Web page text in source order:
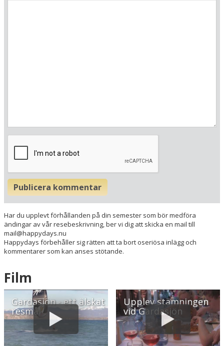
Hitta resvägen❯
Publicera kommentar
Har du upplevt förhållanden på din semester som bör medföra
ändingar av vår resebeskrivning, ber vi dig att skicka en mail till
mail@happydays.nu
Happydays förbehåller sig rätten att ta bort oseriösa inlägg och
kommentarer som kan anses stötande.
Film
Gardasjön - ett älskat
resmål
Upplev stämningen
vid Gardasjön